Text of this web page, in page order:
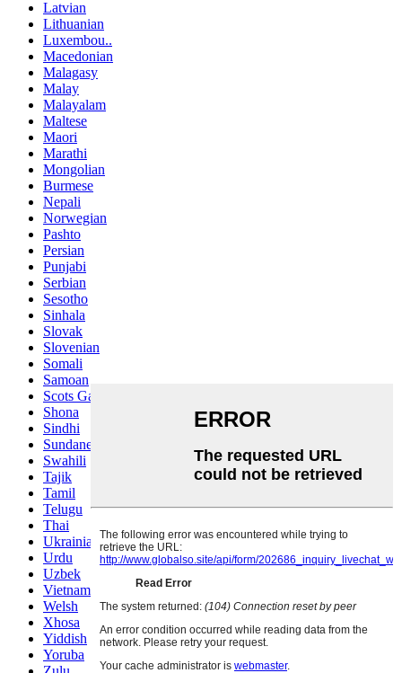
Latvian
Lithuanian
Luxembou..
Macedonian
Malagasy
Malay
Malayalam
Maltese
Maori
Marathi
Mongolian
Burmese
Nepali
Norwegian
Pashto
Persian
Punjabi
Serbian
Sesotho
Sinhala
Slovak
Slovenian
Somali
Samoan
Scots Gaelic
Shona
Sindhi
Sundanese
Swahili
Tajik
Tamil
Telugu
Thai
Ukrainian
Urdu
Uzbek
Vietnamese
Welsh
Xhosa
Yiddish
Yoruba